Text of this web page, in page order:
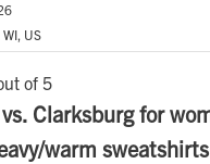
WI, US
of 5
Clarksburg for
warm sweatshirts